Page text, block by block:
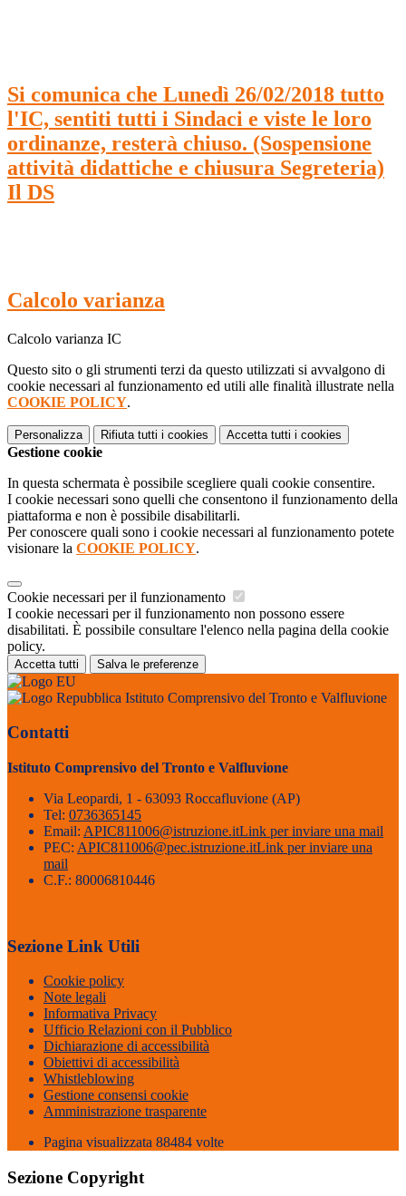
Si comunica che Lunedì 26/02/2018 tutto
l'IC, sentiti tutti i Sindaci e viste le loro
ordinanze, resterà chiuso. (Sospensione
attività didattiche e chiusura Segreteria)
Il DS
Calcolo varianza
Calcolo varianza IC
Questo sito o gli strumenti terzi da questo utilizzati si avvalgono di
cookie necessari al funzionamento ed utili alle finalità illustrate nella
COOKIE POLICY.
Personalizza Rifiuta tutti i cookies Accetta tutti i cookies
Gestione cookie
In questa schermata è possibile scegliere quali cookie consentire.
I cookie necessari sono quelli che consentono il funzionamento della
piattaforma e non è possibile disabilitarli.
Per conoscere quali sono i cookie necessari al funzionamento potete
visionare la COOKIE POLICY.
Cookie necessari per il funzionamento
I cookie necessari per il funzionamento non possono essere
disabilitati. È possibile consultare l'elenco nella pagina della cookie
policy.
Accetta tutti Salva le preferenze
Istituto Comprensivo del Tronto e Valfluvione
Contatti
Istituto Comprensivo del Tronto e Valfluvione
Via Leopardi, 1 - 63093 Roccafluvione (AP)
Tel: 0736365145
Email: APIC811006@istruzione.itLink per inviare una mail
PEC: APIC811006@pec.istruzione.itLink per inviare una
mail
C.F.: 80006810446
Sezione Link Utili
Cookie policy
Note legali
Informativa Privacy
Ufficio Relazioni con il Pubblico
Dichiarazione di accessibilità
Obiettivi di accessibilità
Whistleblowing
Gestione consensi cookie
Amministrazione trasparente
Pagina visualizzata 88484 volte
Sezione Copyright